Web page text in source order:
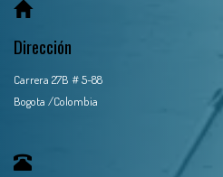
Dirección
Carrera 27B # 5-88
Bogota /Colombia